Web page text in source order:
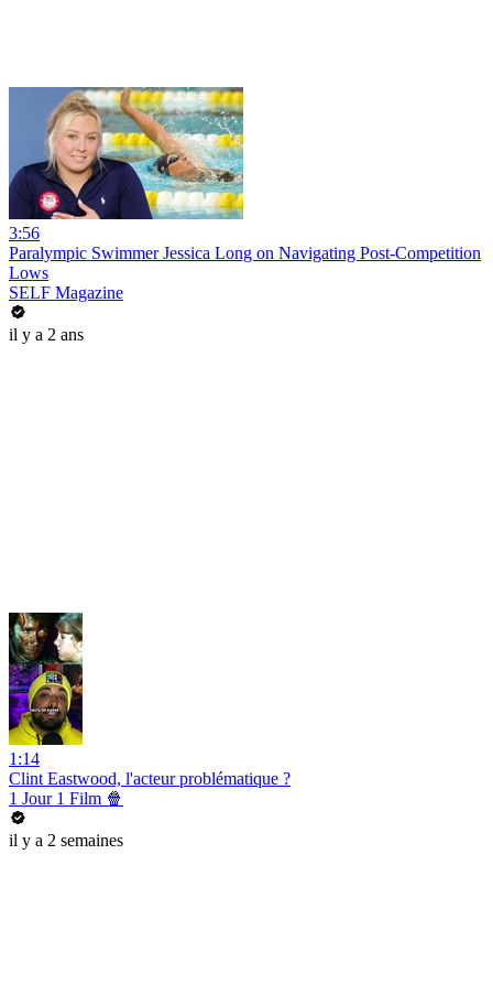
3:56
Paralympic Swimmer Jessica Long on Navigating Post-Competition
Lows
SELF Magazine
il y a 2 ans
1:14
Clint Eastwood, l'acteur problématique ?
1 Jour 1 Film 🍿
il y a 2 semaines